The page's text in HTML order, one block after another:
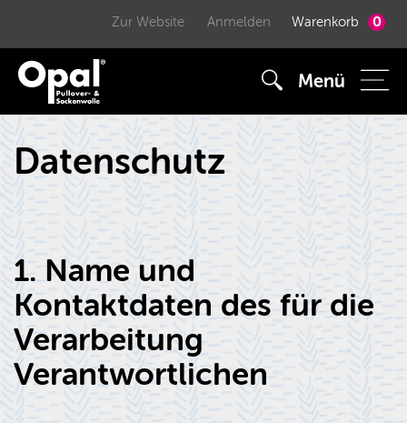
Zur Website Anmelden Warenkorb 0
Menü
Datenschutz
1. Name und
Kontaktdaten des für die
Verarbeitung
Verantwortlichen